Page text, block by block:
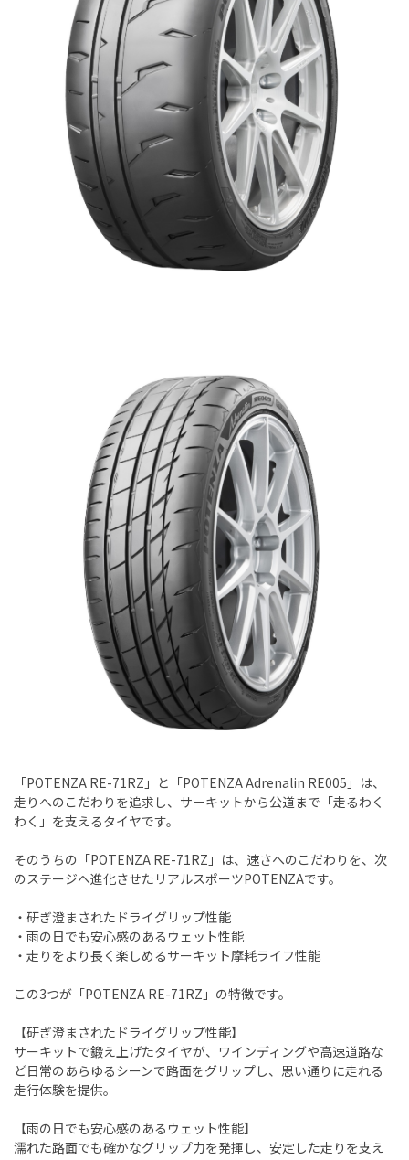
「POTENZA RE-71RZ」と「POTENZA Adrenalin RE005」は、
走りへのこだわりを追求し、サーキットから公道まで「走るわく
わく」を支えるタイヤです。
そのうちの「POTENZA RE-71RZ」は、速さへのこだわりを、次
のステージへ進化させたリアルスポーツPOTENZAです。
・研ぎ澄まされたドライグリップ性能
・雨の日でも安心感のあるウェット性能
・走りをより長く楽しめるサーキット摩耗ライフ性能
この3つが「POTENZA RE-71RZ」の特徴です。
【研ぎ澄まされたドライグリップ性能】
サーキットで鍛え上げたタイヤが、ワインディングや高速道路な
ど日常のあらゆるシーンで路面をグリップし、思い通りに走れる
走行体験を提供。
【雨の日でも安心感のあるウェット性能】
濡れた路面でも確かなグリップ力を発揮し、安定した走りを支え